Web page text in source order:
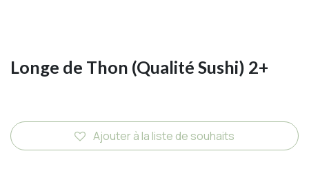
Longe de Thon (Qualité Sushi) 2+
Ajouter à la liste de souhaits